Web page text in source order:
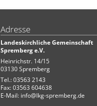
Adresse
Landeskirchliche Gemeinschaft
Spremberg e.V.
Heinrichstr. 14/15
03130 Spremberg
Tel.: 03563 2143
Fax: 03563 604638
E-Mail: info@lkg-spremberg.de